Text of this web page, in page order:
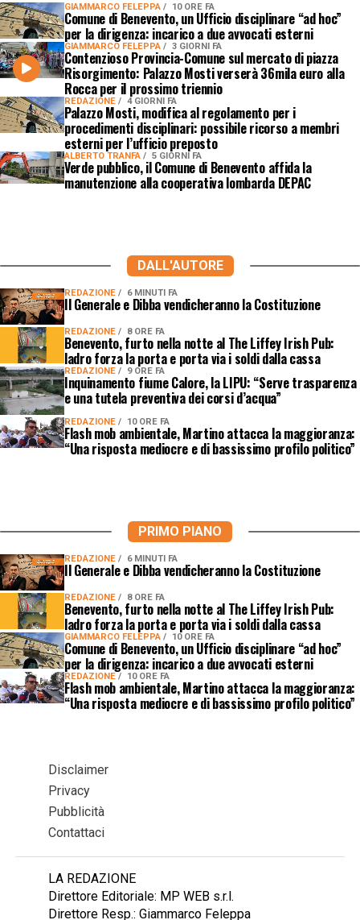
GIAMMARCO FELEPPA 10 ORE FA
Comune di Benevento, un Ufficio disciplinare “ad hoc”
per la dirigenza: incarico a due avvocati esterni
GIAMMARCO FELEPPA 3 GIORNI FA
Contenzioso Provincia-Comune sul mercato di piazza
Risorgimento: Palazzo Mosti verserà 36mila euro alla
Rocca per il prossimo triennio
REDAZIONE 4 GIORNI FA
Palazzo Mosti, modifica al regolamento per i
procedimenti disciplinari: possibile ricorso a membri
esterni per l’ufficio preposto
ALBERTO TRANFA 5 GIORNI FA
Verde pubblico, il Comune di Benevento affida la
manutenzione alla cooperativa lombarda DEPAC
DALL'AUTORE
REDAZIONE 6 MINUTI FA
Il Generale e Dibba vendicheranno la Costituzione
REDAZIONE 8 ORE FA
Benevento, furto nella notte al The Liffey Irish Pub:
ladro forza la porta e porta via i soldi dalla cassa
REDAZIONE 9 ORE FA
Inquinamento fiume Calore, la LIPU: “Serve trasparenza
e una tutela preventiva dei corsi d’acqua”
REDAZIONE 10 ORE FA
Flash mob ambientale, Martino attacca la maggioranza:
“Una risposta mediocre e di bassissimo profilo politico”
PRIMO PIANO
REDAZIONE 6 MINUTI FA
Il Generale e Dibba vendicheranno la Costituzione
REDAZIONE 8 ORE FA
Benevento, furto nella notte al The Liffey Irish Pub:
ladro forza la porta e porta via i soldi dalla cassa
GIAMMARCO FELEPPA 10 ORE FA
Comune di Benevento, un Ufficio disciplinare “ad hoc”
per la dirigenza: incarico a due avvocati esterni
REDAZIONE 10 ORE FA
Flash mob ambientale, Martino attacca la maggioranza:
“Una risposta mediocre e di bassissimo profilo politico”
Disclaimer
Privacy
Pubblicità
Contattaci
LA REDAZIONE
Direttore Editoriale: MP WEB s.r.l.
Direttore Resp.: Giammarco Feleppa